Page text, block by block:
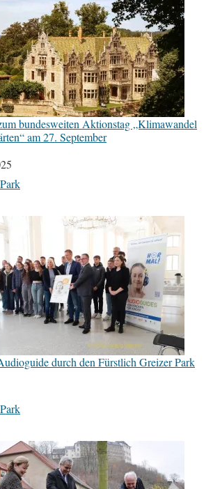
bundesweiten Aktionstag „Klimawandel
am 27. September
durch den Fürstlich Greizer Park